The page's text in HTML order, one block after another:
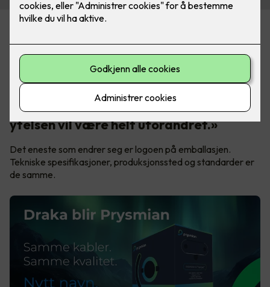
varemerkene under ett navn. Prysmian er tydelige på hva
det betyr i praksis:
«Bare navnet forandres, produktene er
de samme: Kvaliteten, funksjonene og
ytelsen vil være helt uforandret.»
Det eneste som endrer seg er logoen på emballasjen.
Tekniske spesifikasjoner, produksjonssted og standarder er
de samme.